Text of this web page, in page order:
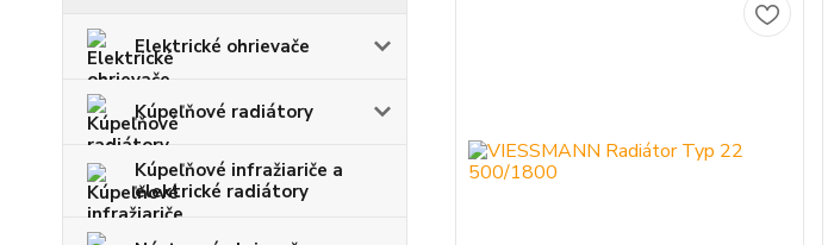
Elektrické ohrievače
Kúpeľňové radiátory
Kúpeľňové infražiariče a
elektrické radiátory